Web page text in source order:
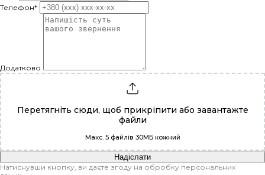
Телефон*
Додатково
Перетягніть сюди, щоб прикріпити або завантажте
файли
Макс. 5 файлів 30МБ кожний
Надіслати
Натиснувши кнопку, ви даєте згоду на обробку персональних